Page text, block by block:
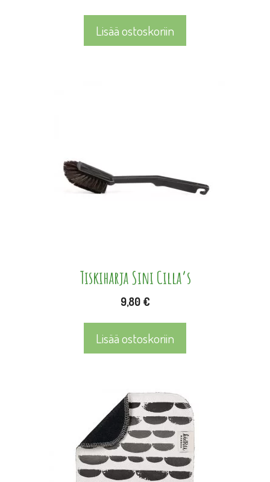
Lisää ostoskoriin
Tiskiharja Sini Cilla’s
9,80 €
Lisää ostoskoriin
muunnelma.